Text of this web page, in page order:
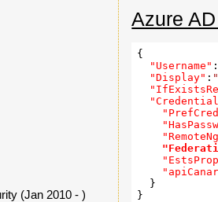
Azure
{
"Username" :
"Display" :
  }
(Jan 2010 - )